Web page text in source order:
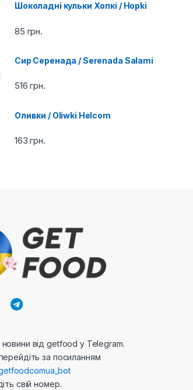
Шоколадні кульки Хопкі / Hopki
85 грн.
Сир Серенада / Serenada Salami
516грн.
Оливки / Oliwki Helcom
163грн.
від getfood у Telegram.
за посиланням
свій номер.